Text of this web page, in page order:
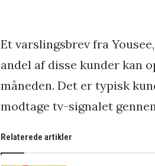
Et varslingsbrev fra
andel af disse kunder kan
måneden. Det er typisk
modtage tv-signalet
Relaterede artikler